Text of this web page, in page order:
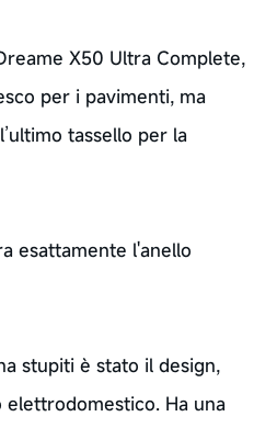
X50 Ultra Complete,
per i pavimenti, ma
tassello per la
esattamente l'anello
stupiti è stato il design,
elettrodomestico. Ha una